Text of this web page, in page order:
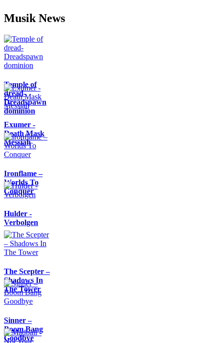
Musik News
Temple of
dread-
Dreadspawn
dominion
Exumer -
Death Mask
Messiah
Ironflame –
Worlds To
Conquer
Hulder -
Verbolgen
The Scepter –
Shadows In
The Tower
Sinner –
Boom Bang
Goodbye